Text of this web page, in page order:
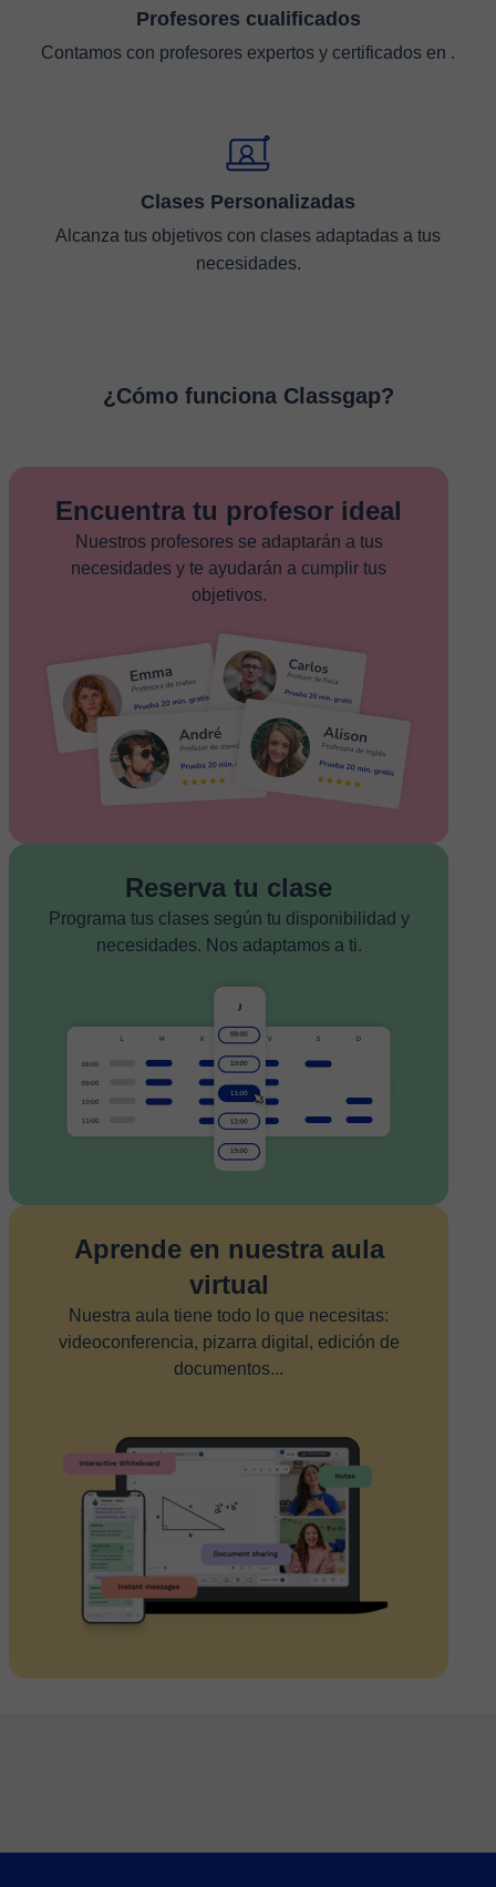
Profesores cualificados
Contamos con profesores expertos y certificados en .
Clases Personalizadas
Alcanza tus objetivos con clases adaptadas a tus
necesidades.
¿Cómo funciona Classgap?
Encuentra tu profesor ideal
Nuestros profesores se adaptarán a tus
necesidades y te ayudarán a cumplir tus
objetivos.
Reserva tu clase
Programa tus clases según tu disponibilidad y
necesidades. Nos adaptamos a ti.
Aprende en nuestra aula
virtual
Nuestra aula tiene todo lo que necesitas:
videoconferencia, pizarra digital, edición de
documentos...